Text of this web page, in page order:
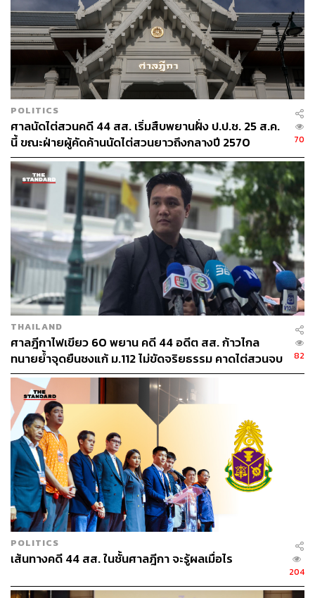
อีกหนึ่งโครงการคือ ‘โครงการก่อสร้างอ่างเก็บน้ำนฤบดินทร
จินดา’ หรือ ‘โครงการห้วยโสมงอันเนื่องมาจากพระราชดำริ’
ซึ่งเป็นโครงการชลประทานขนาดใหญ่ที่ใช้เวลาสร้างมายา
วนานมากกว่า 10 ปี แต่ก็ยังก่อสร้างไม่แล้วเสร็จสมบูรณ์เสียที
โครงการนี้ผ่านมติ ครม. มาตั้งแต่ปี 2552 มีมติอนุมัติให้
กรมชลประทานดำเนินการก่อสร้าง โดยกำหนดระยะเวลา
ก่อสร้างตั้งแต่ปี 2553 จนถึงปี 2561 รวมระยะเวลา 9 ปี ใช้งบ
ประมาณในการก่อสร้างภายใต้กรอบวงเงิน 9,078 ล้านบาท
เริ่มตั้งงบประมาณมาตั้งแต่ปี 2553 แต่ก็เลื่อนปีที่จะสร้างเสร็จ
ไปเรื่อยๆ นับตั้งแต่พรรคอนาคตใหม่เริ่มเข้ามาพิจารณางบ
ประมาณในปีงบประมาณ 2563 การก่อสร้างผูกพันมาเป็น
เวลามากกว่า 10 ปีแล้ว จนปัจจุบันมาถึงพรรคก้าวไกลเข้าสู่
ปีงบประมาณที่ 2565 หน่วยงานรับงบอย่างกรมชลประทานก็
เลื่อนการขอใช้งบประมาณผูกพันของโครงการนี้มาโดย
ตลอด ตอนปีงบประมาณ 2563 ก็ชี้แจงว่าจะแล้วเสร็จปี 2564
พอมาปีงบประมาณ 2564 หน่วยงานรับงบชี้แจงว่าจะแล้ว
เสร็จปี 2565 ปัจจุบันงบประมาณปี 2565 ท่านก็ระบุว่าจะแล้ว
เสร็จปี 2566 สรุปแล้วโครงการนี้ติดปัญหาที่ตรงไหน ทำไม
ถึงไม่สามารถก่อสร้างให้แล้วเสร็จสมบูรณ์ได้
“เมื่อเข้าไปดูในรายละเอียดของตัวโครงการ พบว่าโครงการ
ห้วยโสมง เป็นโครงการที่ในหลวงรัชกาลที่ 9 ได้
พระราชทานพระราชดำริแนวทางการแก้ปัญหาบรรเทา
ความเดือดร้อนของประชาชนให้กรมชลประทานนำไป
ดำเนินการไว้ตั้งแต่เมื่อปี 2521 หรือเมื่อ 40 กว่าปีก่อนแล้ว จึง
เกิดความเป็นกังวลว่าจากวันนั้นจนถึงวันนี้ สภาพพื้นที่ สภาพ
ภูมิประเทศ และการใช้ประโยชน์ในพื้นที่ของพี่น้อง
ประชาชนเปลี่ยนแปลงไปจากที่ได้ออกแบบก่อสร้างไว้เดิม
แล้ว ดังนั้นโครงการนี้ยังมีความเหมาะสมจำเป็นที่จะต้อง
ก่อสร้างหรือปรับปรุงเปลี่ยนแปลงอยู่มากน้อยเพียงใด
โครงการอันเนื่องมาจากพระราชดำริหลายๆ โครงการที่
หน่วยงานรับงบมีการดำเนินโครงการที่เต็มไปด้วยความไม่
ชอบมาพากล ควรจะต้องรับฟังความเห็นจากชุมชนอย่าง
แท้จริง เพื่อแสดงให้เห็นว่าโครงการเหล่านี้โปร่งใสและเป็น
POLITICS
ศาลนัดไต่สวนคดี 44 สส. เริ่มสืบพยานฝั่ง ป.ป.ช. 25 ส.ค.
นี้ ขณะฝ่ายผู้คัดค้านนัดไต่สวนยาวถึงกลางปี 2570
70
THAILAND
ศาลฎีกาไฟเขียว 60 พยาน คดี 44 อดีต สส. ก้าวไกล
ทนายย้ำจุดยืนชงแก้ ม.112 ไม่ขัดจริยธรรม คาดไต่สวนจบ
พฤษภาคมปี 2570
82
POLITICS
เส้นทางคดี 44 สส. ในชั้นศาลฎีกา จะรู้ผลเมื่อไร
204